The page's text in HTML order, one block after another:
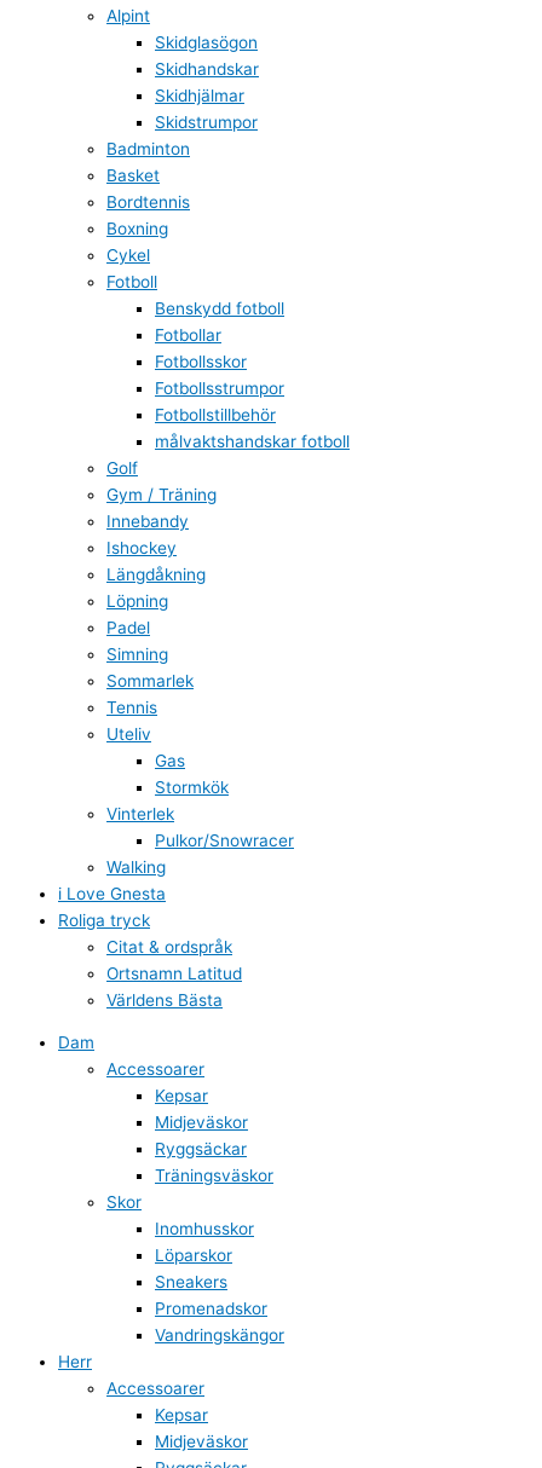
Alpint
Skidglasögon
Skidhandskar
Skidhjälmar
Skidstrumpor
Badminton
Basket
Bordtennis
Boxning
Cykel
Fotboll
Benskydd fotboll
Fotbollar
Fotbollsskor
Fotbollsstrumpor
Fotbollstillbehör
målvaktshandskar fotboll
Golf
Gym / Träning
Innebandy
Ishockey
Längdåkning
Löpning
Padel
Simning
Sommarlek
Tennis
Uteliv
Gas
Stormkök
Vinterlek
Pulkor/Snowracer
Walking
i Love Gnesta
Roliga tryck
Citat & ordspråk
Ortsnamn Latitud
Världens Bästa
Dam
Accessoarer
Kepsar
Midjeväskor
Ryggsäckar
Träningsväskor
Skor
Inomhusskor
Löparskor
Sneakers
Promenadskor
Vandringskängor
Herr
Accessoarer
Kepsar
Midjeväskor